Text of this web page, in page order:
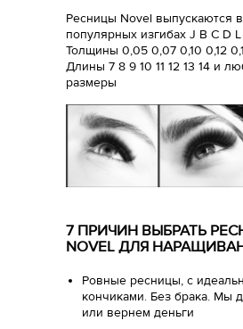
Ресницы Novel выпускаются
популярных изгибах J B C D L
Толщины 0,05 0,07 0,10 0,12
Длины 7 8 9 10 11 12 13 14 и
размеры
7 ПРИЧИН ВЫБРАТЬ
NOVEL ДЛЯ
Ровные ресницы, с
кончиками. Без брака. Мы
или вернем деньги